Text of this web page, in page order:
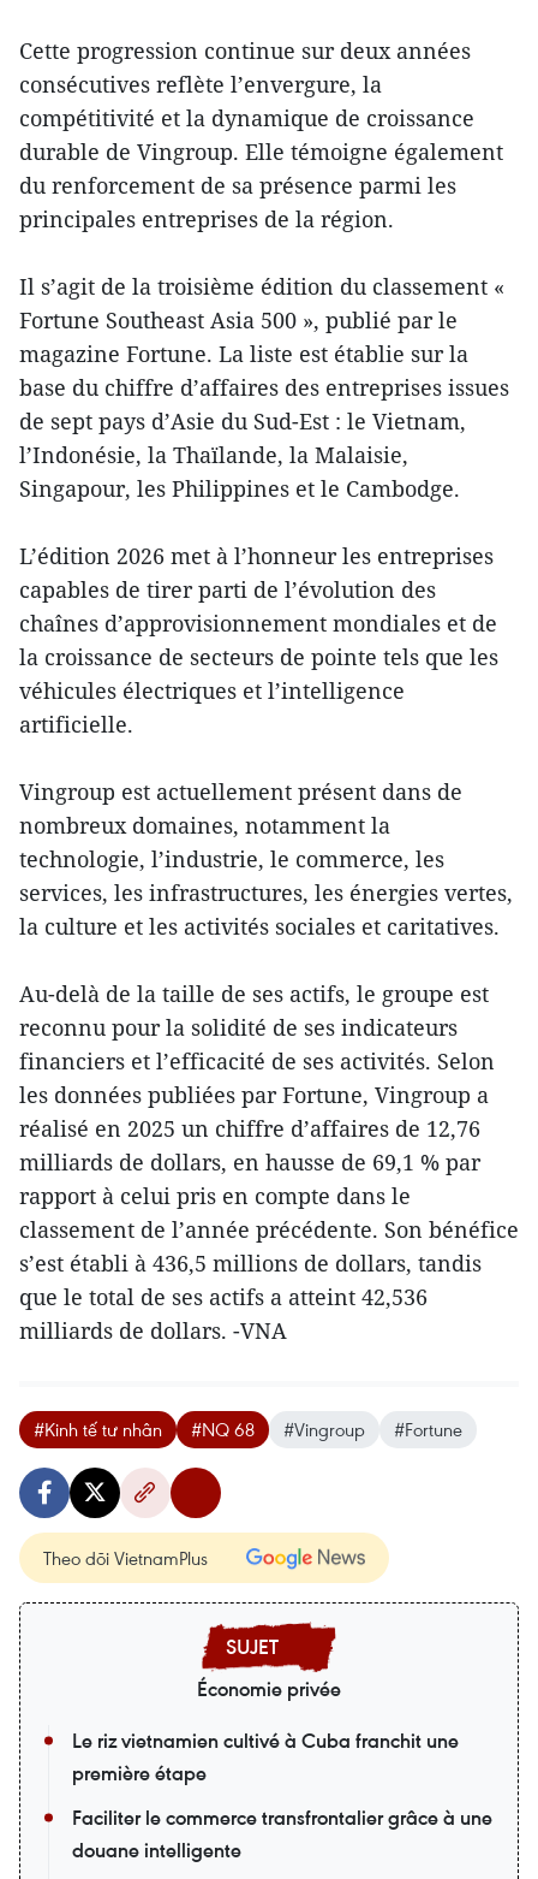
Cette progression continue sur deux années
consécutives reflète l’envergure, la
compétitivité et la dynamique de croissance
durable de Vingroup. Elle témoigne également
du renforcement de sa présence parmi les
principales entreprises de la région.
Il s’agit de la troisième édition du classement «
Fortune Southeast Asia 500 », publié par le
magazine Fortune. La liste est établie sur la
base du chiffre d’affaires des entreprises issues
de sept pays d’Asie du Sud-Est : le Vietnam,
l’Indonésie, la Thaïlande, la Malaisie,
Singapour, les Philippines et le Cambodge.
L’édition 2026 met à l’honneur les entreprises
capables de tirer parti de l’évolution des
chaînes d’approvisionnement mondiales et de
la croissance de secteurs de pointe tels que les
véhicules électriques et l’intelligence
artificielle.
Vingroup est actuellement présent dans de
nombreux domaines, notamment la
technologie, l’industrie, le commerce, les
services, les infrastructures, les énergies vertes,
la culture et les activités sociales et caritatives.
Au-delà de la taille de ses actifs, le groupe est
reconnu pour la solidité de ses indicateurs
financiers et l’efficacité de ses activités. Selon
les données publiées par Fortune, Vingroup a
réalisé en 2025 un chiffre d’affaires de 12,76
milliards de dollars, en hausse de 69,1 % par
rapport à celui pris en compte dans le
classement de l’année précédente. Son bénéfice
s’est établi à 436,5 millions de dollars, tandis
que le total de ses actifs a atteint 42,536
milliards de dollars. -VNA
#Kinh tế tư nhân #NQ 68 #Vingroup #Fortune
Theo dõi VietnamPlus
Économie privée
Le riz vietnamien cultivé à Cuba franchit une
première étape
Faciliter le commerce transfrontalier grâce à une
douane intelligente